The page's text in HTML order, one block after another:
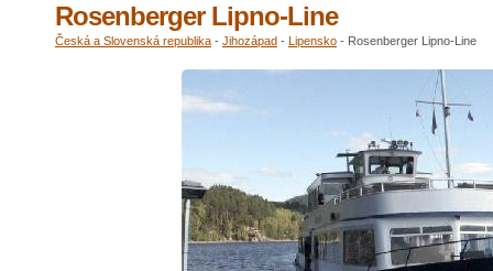
Rosenberger Lipno-Line
Česká a Slovenská republika - Jihozápad - Lipensko - Rosenberger Lipno-Line